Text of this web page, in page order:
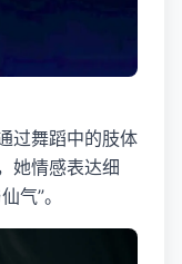
过舞蹈中的肢体
她情感表达细
气”。